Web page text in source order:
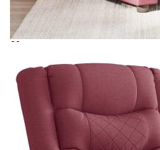
Цвят:
Материал:
EAN code:
Височина на седалката от
земята:
Дълбочина на седалката:
Ширина на седалката:
Височина на подлакътника от
земята: